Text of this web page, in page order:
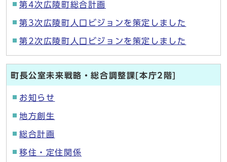
第4次広陵町総合計画
第3次広陵町人口ビジョンを策定しました
第2次広陵町人口ビジョンを策定しました
町長公室未来戦略・総合調整課[本庁2階]
お知らせ
地方創生
総合計画
移住・定住関係